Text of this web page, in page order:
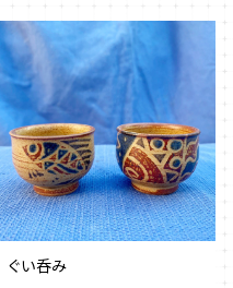
ぐい呑み